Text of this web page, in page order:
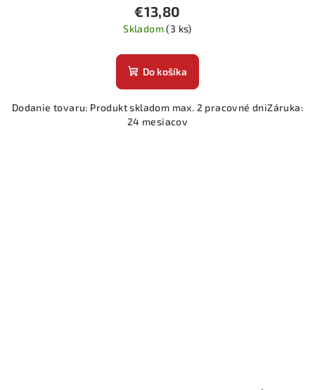
€13,80
Skladom(3 ks)
Do košíka
Dodanie tovaru: Produkt skladom max. 2 pracovné dniZáruka:
24 mesiacov